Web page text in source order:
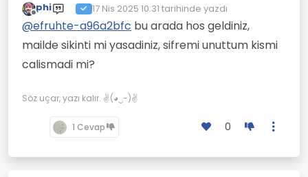
Çevrimdışı
phi 17 Nis 2025 10:31 tarihinde yazdı
Son düzenleyen:
@efruhte-a96a2bfc bu arada hos geldiniz,
mailde sikinti mi yasadiniz, sifremi unuttum kismi
calismadi mi?
Söz uçar, yazı kalır. ✌(◕‿-)✌
1 Cevap 0